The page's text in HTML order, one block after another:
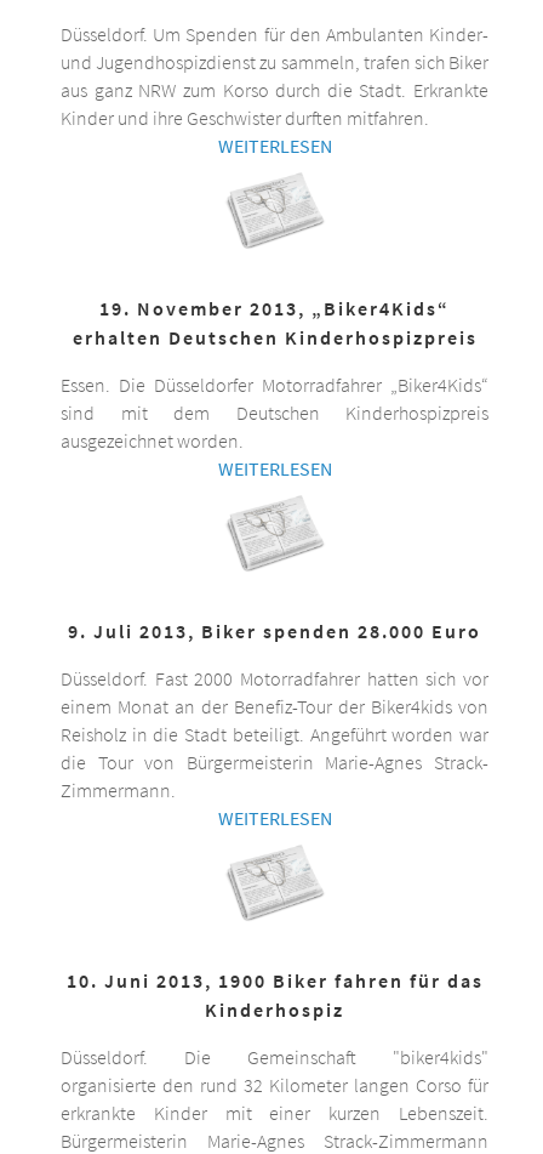
Düsseldorf. Um Spenden für den Ambulanten Kinder-
und Jugendhospizdienst zu sammeln, trafen sich Biker
aus ganz NRW zum Korso durch die Stadt. Erkrankte
Kinder und ihre Geschwister durften mitfahren.
WEITERLESEN
19. November 2013, „Biker4Kids“
erhalten Deutschen Kinderhospizpreis
Essen. Die Düsseldorfer Motorradfahrer „Biker4Kids“
sind mit dem Deutschen Kinderhospizpreis
ausgezeichnet worden.
WEITERLESEN
9. Juli 2013, Biker spenden 28.000 Euro
Düsseldorf. Fast 2000 Motorradfahrer hatten sich vor
einem Monat an der Benefiz-Tour der Biker4kids von
Reisholz in die Stadt beteiligt. Angeführt worden war
die Tour von Bürgermeisterin Marie-Agnes Strack-
Zimmermann.
WEITERLESEN
10. Juni 2013, 1900 Biker fahren für das
Kinderhospiz
Düsseldorf. Die Gemeinschaft "biker4kids"
organisierte den rund 32 Kilometer langen Corso für
erkrankte Kinder mit einer kurzen Lebenszeit.
Bürgermeisterin Marie-Agnes Strack-Zimmermann